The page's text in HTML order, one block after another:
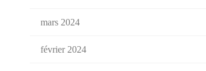
mars 2024
février 2024